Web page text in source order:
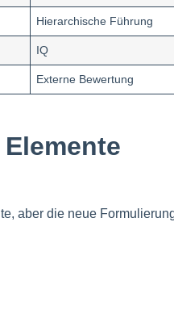
Hierarchische Führung
IQ
Externe Bewertung
aber die neue